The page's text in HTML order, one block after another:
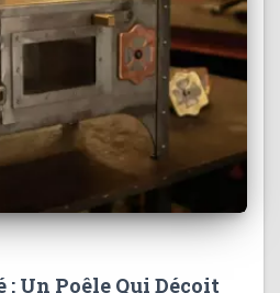
Un Poêle Qui Déçoit